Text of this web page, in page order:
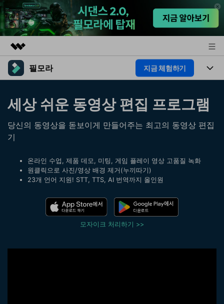
주요 제품
유틸리티
개요
솔루션
뉴스룸
플랜 및 가격
필모라 지금 체험하기
기능
AI 기능
AI 꿀팁
영상 편집 자료실
동영상 편집하기
도움말 센터
필모라 정보
더 알아보기
세상 쉬운 동영상 편집 프로그램
당신의 동영상을 돋보이게 만들어주는 최고의 동영상 편집
기
온라인 수업, 제품 데모, 미팅, 게임 플레이 영상 고품질 녹화
원클릭으로 사진/영상 배경 제거(누끼따기)
23개 언어 지원! STT, TTS, AI 번역까지 올인원
모자이크 처리하기 >>